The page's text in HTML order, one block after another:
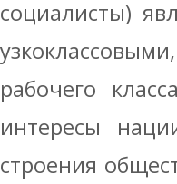
социалисты)
рабочего
интересы
строения